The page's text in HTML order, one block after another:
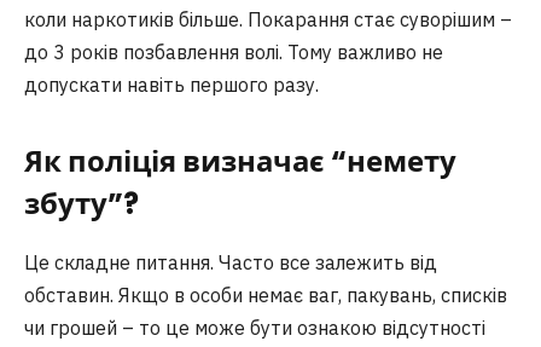
коли наркотиків більше. Покарання стає суворішим –
до 3 років позбавлення волі. Тому важливо не
допускати навіть першого разу.
Як поліція визначає “немету
збуту”?
Це складне питання. Часто все залежить від
обставин. Якщо в особи немає ваг, пакувань, списків
чи грошей – то це може бути ознакою відсутності